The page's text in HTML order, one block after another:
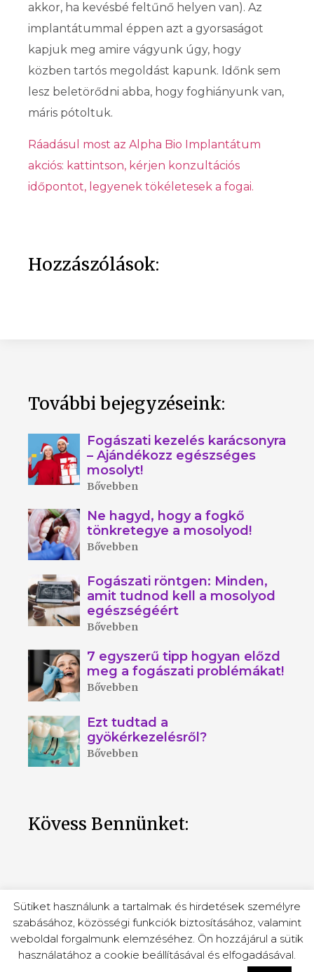
akkor, ha kevésbé feltűnő helyen van). Az
implantátummal éppen azt a gyorsaságot
kapjuk meg amire vágyunk úgy, hogy
közben tartós megoldást kapunk. Időnk sem
lesz beletörődni abba, hogy foghiányunk van,
máris pótoltuk.
Ráadásul most az Alpha Bio Implantátum
akciós: kattintson, kérjen konzultációs
időpontot, legyenek tökéletesek a fogai.
Hozzászólások:
További bejegyzéseink:
Fogászati kezelés karácsonyra
– Ajándékozz egészséges
mosolyt!
Bővebben
Ne hagyd, hogy a fogkő
tönkretegye a mosolyod!
Bővebben
Fogászati röntgen: Minden,
amit tudnod kell a mosolyod
egészségéért
Bővebben
7 egyszerű tipp hogyan előzd
meg a fogászati problémákat!
Bővebben
Ezt tudtad a
gyökérkezelésről?
Bővebben
Kövess Bennünket:
Hdent © 2026 / Minden jog fenntartva! |
Miskolc
Sütiket használunk a tartalmak és hirdetések személyre
szabásához, közösségi funkciók biztosításához, valamint
weboldal forgalmunk elemzéséhez. Ön hozzájárul a sütik
használatához a cookie beállításával és elfogadásával.